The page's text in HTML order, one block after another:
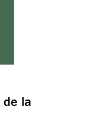
de la